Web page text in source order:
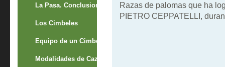
La Pasa. Conclusion
Los Cimbeles
Equipo de un Cimbelero
Modalidades de Caza
Razas de palomas que ha
PIETRO CEPPATELLI,